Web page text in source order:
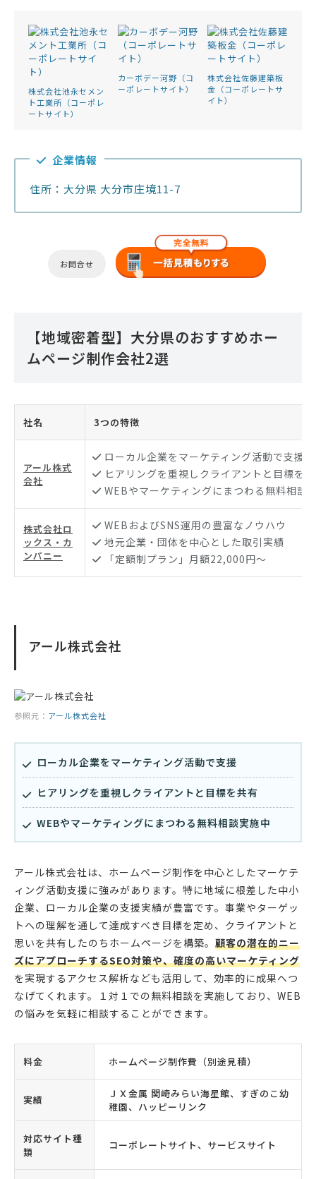
株式会社池永セメン
ト工業所（コーポレ
ートサイト）
カーボデー河野（コ
ーポレートサイト）
株式会社佐藤建築板
金（コーポレートサ
イト）
企業情報
住所：大分県 大分市庄境11-7
お問合せ
【地域密着型】大分県のおすすめホー
ムページ制作会社2選
社名 3つの特徴
アール株式
会社
ローカル企業をマーケティング活動で支援
ヒアリングを重視しクライアントと目標を
WEBやマーケティングにまつわる無料相談
株式会社ロ
ックス・カ
ンパニー
WEBおよびSNS運用の豊富なノウハウ
地元企業・団体を中心とした取引実績
「定額制プラン」月額22,000円〜
アール株式会社
参照元： アール株式会社
ローカル企業をマーケティング活動で支援
ヒアリングを重視しクライアントと目標を共有
WEBやマーケティングにまつわる無料相談実施中
アール株式会社は、ホームページ制作を中心としたマーケテ
ィング活動支援に強みがあります。特に地域に根差した中小
企業、ローカル企業の支援実績が豊富です。事業やターゲッ
トへの理解を通して達成すべき目標を定め、クライアントと
思いを共有したのちホームページを構築。 顧客の潜在的ニー
ズにアプローチするSEO対策や、確度の高いマーケティング
を実現するアクセス解析なども活用して、効率的に成果へつ
なげてくれます。１対１での無料相談を実施しており、WEB
の悩みを気軽に相談することができます。
料金 ホームページ制作費（別途見積）
実績
ＪＸ金属 関崎みらい海星館、すぎのこ幼
稚園、ハッピーリンク
対応サイト種
類
コーポレートサイト、サービスサイト